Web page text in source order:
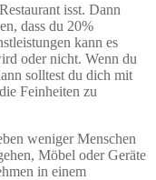
isst. Dann
dass du 20%
kann es
oder nicht. Wenn du
solltest du dich mit
Feinheiten zu
weniger Menschen
Möbel oder Geräte
in einem